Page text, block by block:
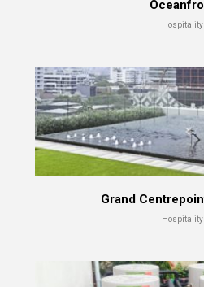
Hospitality
Grand
Hospitality